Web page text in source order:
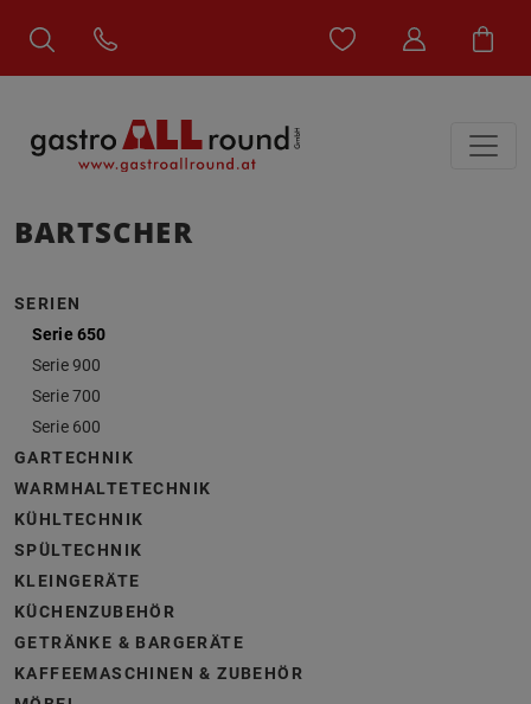
BARTSCHER
SERIEN
Serie 650
Serie 900
Serie 700
Serie 600
GARTECHNIK
WARMHALTETECHNIK
KÜHLTECHNIK
SPÜLTECHNIK
KLEINGERÄTE
KÜCHENZUBEHÖR
GETRÄNKE & BARGERÄTE
KAFFEEMASCHINEN & ZUBEHÖR